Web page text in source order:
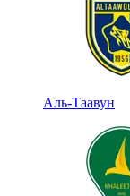
Аль-Таавун